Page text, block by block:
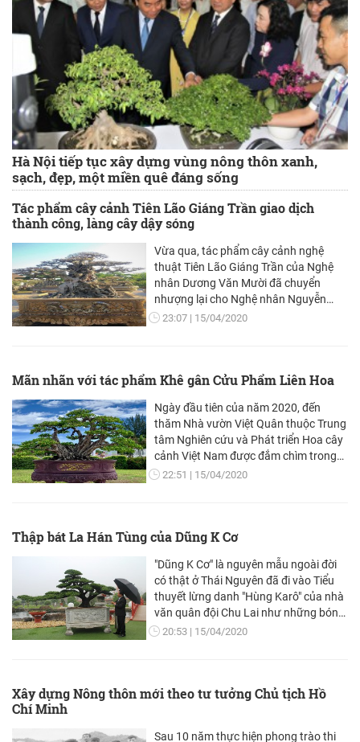
Hà Nội tiếp tục xây dựng vùng nông thôn xanh,
sạch, đẹp, một miền quê đáng sống
Tác phẩm cây cảnh Tiên Lão Giáng Trần giao dịch
thành công, làng cây dậy sóng
Vừa qua, tác phẩm cây cảnh nghệ
thuật Tiên Lão Giáng Trần của Nghệ
nhân Dương Văn Mười đã chuyển
nhượng lại cho Nghệ nhân Nguyễn
Văn Chí ở làng nghề du lịch Sinh Vật
23:07 15/04/2020
Mãn nhãn với tác phẩm Khê gân Cửu Phẩm Liên Hoa
Ngày đầu tiên của năm 2020, đến
thăm Nhà vườn Việt Quân thuộc Trung
tâm Nghiên cứu và Phát triển Hoa cây
cảnh Việt Nam được đắm chìm trong
cảm xúc đê mê bên tác phẩm Khế gân
22:51 15/04/2020
Thập bát La Hán Tùng của Dũng K Cơ
"Dũng K Cơ" là nguyên mẫu ngoài đời
có thật ở Thái Nguyên đã đi vào Tiểu
thuyết lừng danh "Hùng Karô" của nhà
văn quân đội Chu Lai như những bóng
tùng hiên ngang không chịu khuất
tranh đá quý Dũng Tân có trụ sở tại
20:53 15/04/2020
Xây dựng Nông thôn mới theo tư tưởng Chủ tịch Hồ
Chí Minh
Sau 10 năm thực hiện phong trào thi